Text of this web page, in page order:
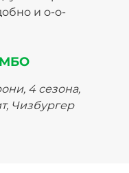
и о-о-
4 сезона,
Чизбургер